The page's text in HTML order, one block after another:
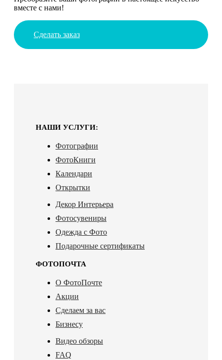
вместе с нами!
Сделать заказ
НАШИ УСЛУГИ:
Фотографии
ФотоКниги
Календари
Открытки
Декор Интерьера
Фотосувениры
Одежда с Фото
Подарочные сертификаты
ФОТОПОЧТА
О ФотоПочте
Акции
Сделаем за вас
Бизнесу
Видео обзоры
FAQ